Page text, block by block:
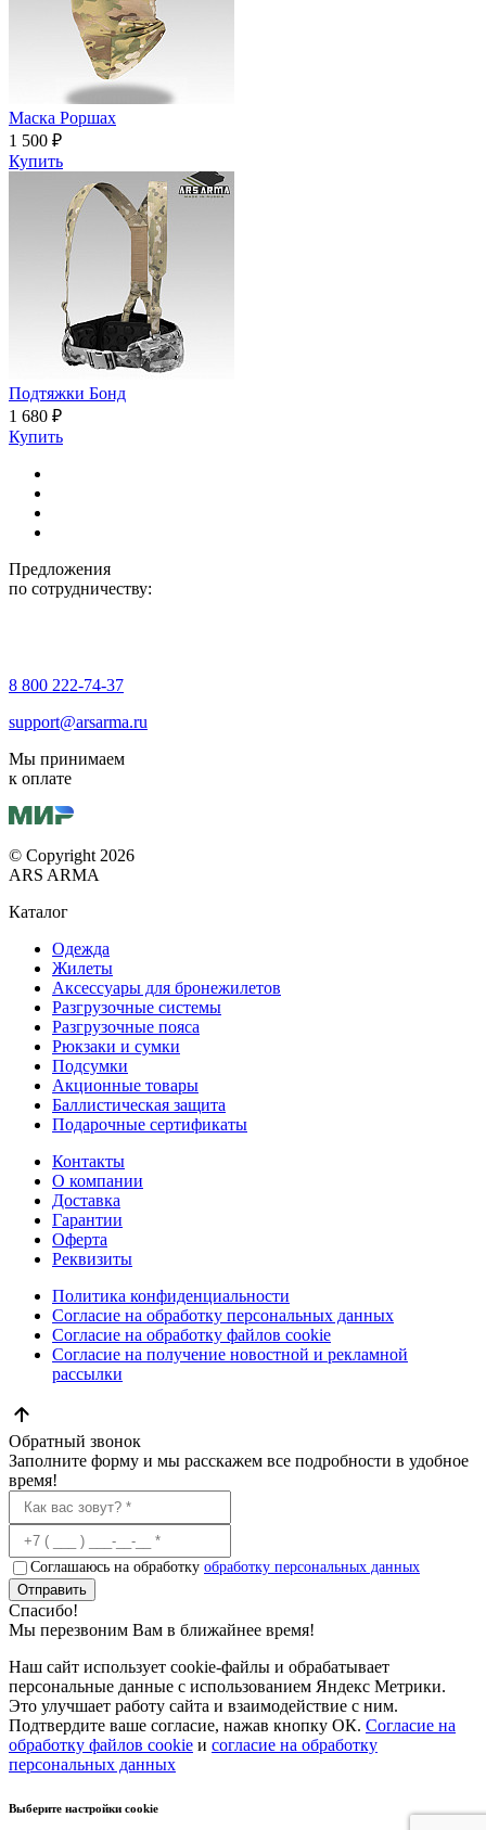
Маска Роршах
1 500 ₽
Купить
Подтяжки Бонд
1 680 ₽
Купить
Предложения
по сотрудничеству:
8 800 222-74-37
support@arsarma.ru
Мы принимаем
к оплате
© Copyright 2026
ARS ARMA
Каталог
Одежда
Жилеты
Аксессуары для бронежилетов
Разгрузочные системы
Разгрузочные пояса
Рюкзаки и сумки
Подсумки
Акционные товары
Баллистическая защита
Подарочные сертификаты
Контакты
О компании
Доставка
Гарантии
Оферта
Реквизиты
Политика конфиденциальности
Согласие на обработку персональных данных
Согласие на обработку файлов cookie
Согласие на получение новостной и рекламной
рассылки
Обратный звонок
Заполните форму и мы расскажем все подробности в удобное
время!
Соглашаюсь на обработку обработку персональных данных
Отправить
Спасибо!
Мы перезвоним Вам в ближайнее время!
Наш сайт использует cookie-файлы и обрабатывает
персональные данные с использованием Яндекс Метрики.
Это улучшает работу сайта и взаимодействие с ним.
Подтвердите ваше согласие, нажав кнопку ОК. Согласие на
обработку файлов cookie и согласие на обработку
персональных данных
Выберите настройки cookie